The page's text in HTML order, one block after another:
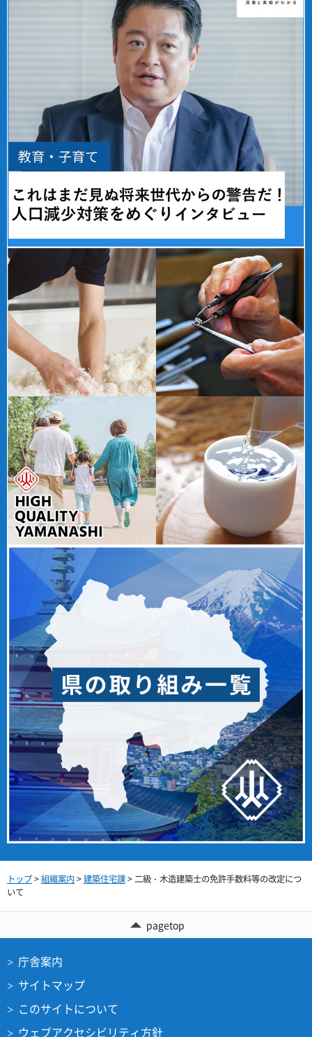
トップ>組織案内>建築住宅課> 二級・木造建築士の免許手数料等の改定につ
いて
pagetop
庁舎案内
サイトマップ
このサイトについて
ウェブアクセシビリティ方針